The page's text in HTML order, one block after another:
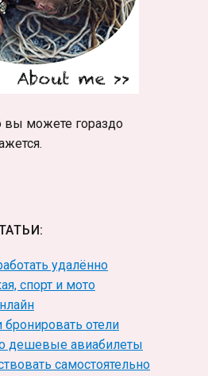
вы можете гораздо
удалённо
спорт и мото
бронировать отели
дешевые авиабилеты
самостоятельно